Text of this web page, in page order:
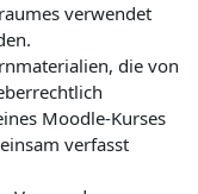
verwendet
die von
Moodle-Kurses
verfasst